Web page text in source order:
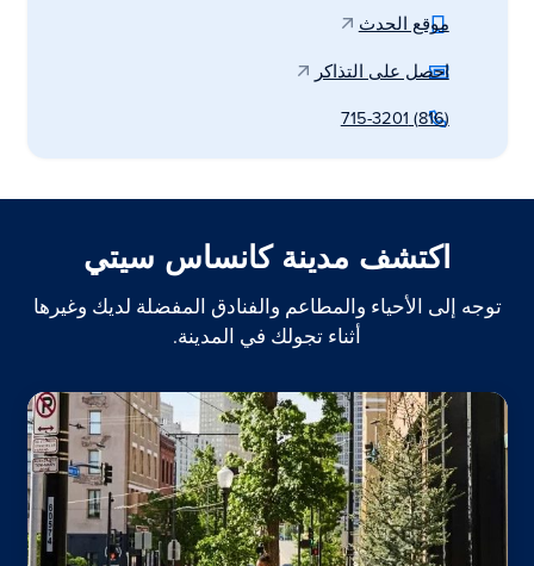
موقع الحدث
احصل على التذاكر
(816) 715-3201
اكتشف مدينة كانساس سيتي
توجه إلى الأحياء والمطاعم والفنادق المفضلة لديك وغيرها
أثناء تجولك في المدينة.